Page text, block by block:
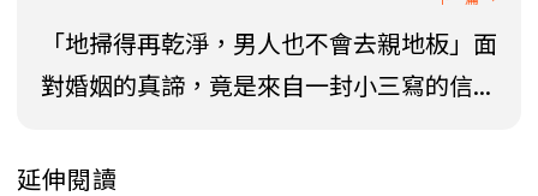
「地掃得再乾淨，男人也不會去親地板」面
對婚姻的真諦，竟是來自一封小三寫的信...
延伸閱讀